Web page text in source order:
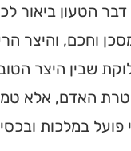
הטעון ביאור
וחכם, והיצר
שבין היצר
האדם, אלא
פועל במלכות